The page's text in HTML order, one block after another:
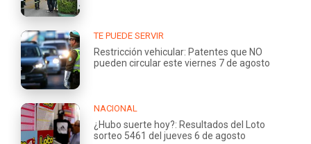
TE PUEDE SERVIR
Restricción vehicular: Patentes que NO
pueden circular este viernes 7 de agosto
NACIONAL
¿Hubo suerte hoy?: Resultados del Loto
sorteo 5461 del jueves 6 de agosto